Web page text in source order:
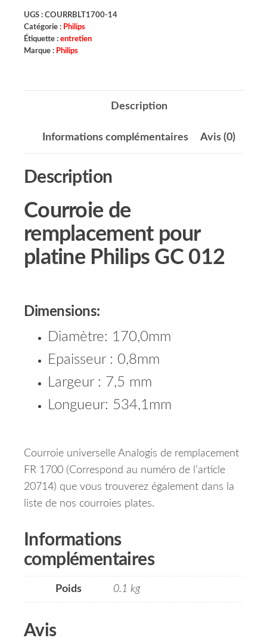
UGS : COURRBLT1700-14
Catégorie : Philips
Étiquette : entretien
Marque : Philips
Description
Informations complémentaires Avis (0)
Description
Courroie de
remplacement pour
platine Philips GC 012
Dimensions:
Diamètre: 170,0mm
Epaisseur : 0,8mm
Largeur : 7,5 mm
Longueur: 534,1mm
Courroie universelle Analogis de remplacement
FR 1700 (Correspond au numéro de l’article
20714) que vous trouverez également dans la
liste de nos courroies plates.
Informations
complémentaires
Poids 0.1 kg
Avis